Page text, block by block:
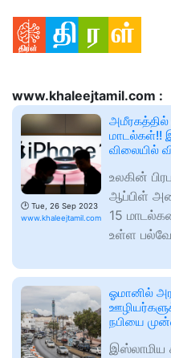
www.khaleejtamil.com :
🕑 Tue, 26 Sep 2023
www.khaleejtamil.com
அமீரகத்தில்
மாடல்கள்!!
விலையில்
உலகின்
ஆப்பிள்
15
உள்ள
ஓமானில்
நபியை
இஸ்லாமிய